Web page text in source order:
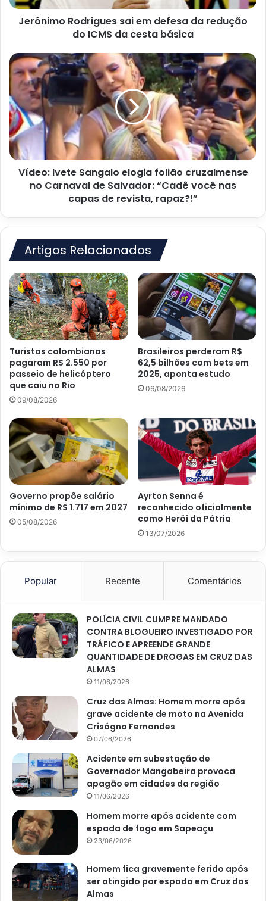
ICMS
Jerônimo Rodrigues sai em defesa da redução
do ICMS da cesta básica
Vídeo:
Ivete
Sangalo
elogia
folião
cruzalmense
no
Carnaval
de
Salvador:
“Cadê
revista,
rapaz?!”
Vídeo: Ivete Sangalo elogia folião cruzalmense
no Carnaval de Salvador: “Cadê você nas
capas de revista, rapaz?!”
Artigos Relacionados
Turistas colombianas
pagaram R$ 2.550 por
passeio de helicóptero
que caiu no Rio
09/08/2026
Brasileiros perderam R$
62,5 bilhões com bets em
2025, aponta estudo
06/08/2026
Governo propõe salário
mínimo de R$ 1.717 em 2027
05/08/2026
Ayrton Senna é
reconhecido oficialmente
como Herói da Pátria
13/07/2026
Popular Recente Comentários
POLÍCIA CIVIL CUMPRE MANDADO
CONTRA BLOGUEIRO INVESTIGADO POR
TRÁFICO E APREENDE GRANDE
QUANTIDADE DE DROGAS EM CRUZ DAS
ALMAS
11/06/2026
Cruz das Almas: Homem morre após
grave acidente de moto na Avenida
Crisógno Fernandes
07/06/2026
Acidente em subestação de
Governador Mangabeira provoca
apagão em cidades da região
11/06/2026
Homem morre após acidente com
espada de fogo em Sapeaçu
23/06/2026
Homem fica gravemente ferido após
ser atingido por espada em Cruz das
Almas